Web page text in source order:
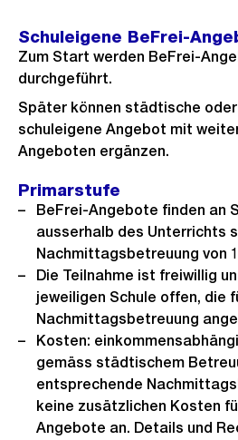
Schuleigene BeFrei-
Zum Start werden BeFrei-
durchgeführt.
Später können städtische
schuleigene Angebot mit
Angeboten ergänzen.
Primarstufe
BeFrei-Angebote finden an
ausserhalb des Unterrichts
Nachmittagsbetreuung von
Die Teilnahme ist freiwillig
jeweiligen Schule offen, die
Nachmittagsbetreuung
Kosten:
gemäss städtischem
entsprechende
keine zusätzlichen Kosten
Angebote an. Details und